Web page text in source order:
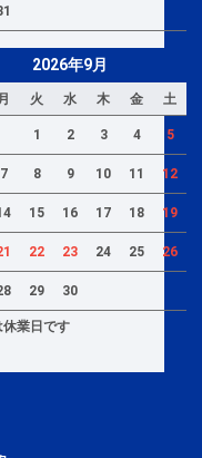
2026年9月
火 水 木 金 土
1 2 3 4 5
7 8 9 10 11 12
15 16 17 18 19
22 23 24 25 26
29 30
業日です